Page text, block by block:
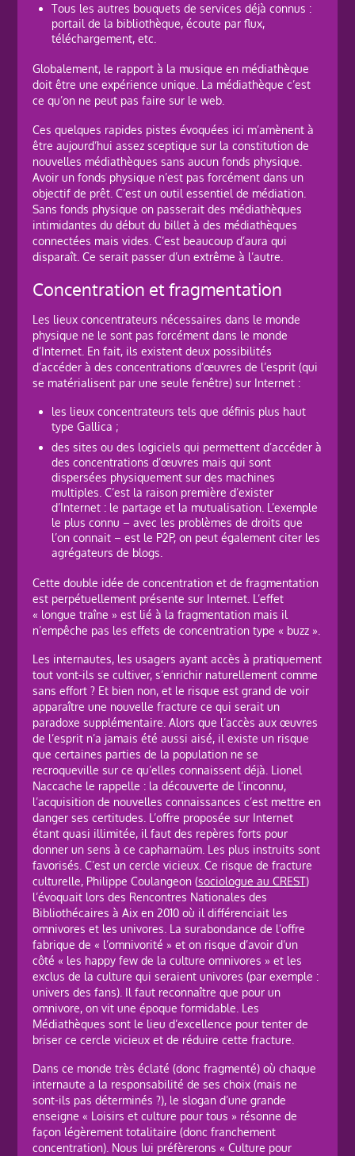
Tous les autres bouquets de services déjà connus :
portail de la bibliothèque, écoute par flux,
téléchargement, etc.
Globalement, le rapport à la musique en médiathèque
doit être une expérience unique. La médiathèque c’est
ce qu’on ne peut pas faire sur le web.
Ces quelques rapides pistes évoquées ici m’amènent à
être aujourd’hui assez sceptique sur la constitution de
nouvelles médiathèques sans aucun fonds physique.
Avoir un fonds physique n’est pas forcément dans un
objectif de prêt. C’est un outil essentiel de médiation.
Sans fonds physique on passerait des médiathèques
intimidantes du début du billet à des médiathèques
connectées mais vides. C’est beaucoup d’aura qui
disparaît. Ce serait passer d’un extrême à l’autre.
Concentration et fragmentation
Les lieux concentrateurs nécessaires dans le monde
physique ne le sont pas forcément dans le monde
d’Internet. En fait, ils existent deux possibilités
d’accéder à des concentrations d’œuvres de l’esprit (qui
se matérialisent par une seule fenêtre) sur Internet :
les lieux concentrateurs tels que définis plus haut
type Gallica ;
des sites ou des logiciels qui permettent d’accéder à
des concentrations d’œuvres mais qui sont
dispersées physiquement sur des machines
multiples. C’est la raison première d’exister
d’Internet : le partage et la mutualisation. L’exemple
le plus connu – avec les problèmes de droits que
l’on connait – est le P2P, on peut également citer les
agrégateurs de blogs.
Cette double idée de concentration et de fragmentation
est perpétuellement présente sur Internet. L’effet
« longue traîne » est lié à la fragmentation mais il
n’empêche pas les effets de concentration type « buzz ».
Les internautes, les usagers ayant accès à pratiquement
tout vont-ils se cultiver, s’enrichir naturellement comme
sans effort ? Et bien non, et le risque est grand de voir
apparaître une nouvelle fracture ce qui serait un
paradoxe supplémentaire. Alors que l’accès aux œuvres
de l’esprit n’a jamais été aussi aisé, il existe un risque
que certaines parties de la population ne se
recroqueville sur ce qu’elles connaissent déjà. Lionel
Naccache le rappelle : la découverte de l’inconnu,
l’acquisition de nouvelles connaissances c’est mettre en
danger ses certitudes. L’offre proposée sur Internet
étant quasi illimitée, il faut des repères forts pour
donner un sens à ce capharnaüm. Les plus instruits sont
favorisés. C’est un cercle vicieux. Ce risque de fracture
culturelle, Philippe Coulangeon (sociologue au CREST)
l’évoquait lors des Rencontres Nationales des
Bibliothécaires à Aix en 2010 où il différenciait les
omnivores et les univores. La surabondance de l’offre
fabrique de « l’omnivorité » et on risque d’avoir d’un
côté « les happy few de la culture omnivores » et les
exclus de la culture qui seraient univores (par exemple :
univers des fans). Il faut reconnaître que pour un
omnivore, on vit une époque formidable. Les
Médiathèques sont le lieu d’excellence pour tenter de
briser ce cercle vicieux et de réduire cette fracture.
Dans ce monde très éclaté (donc fragmenté) où chaque
internaute a la responsabilité de ses choix (mais ne
sont-ils pas déterminés ?), le slogan d’une grande
enseigne « Loisirs et culture pour tous » résonne de
façon légèrement totalitaire (donc franchement
concentration). Nous lui préfèrerons « Culture pour